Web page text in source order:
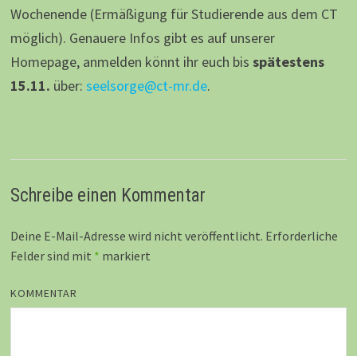
Wochenende (Ermäßigung für Studierende aus dem CT
möglich). Genauere Infos gibt es auf unserer
Homepage, anmelden könnt ihr euch bis spätestens
15.11. über: seelsorge@ct-mr.de.
Schreibe einen Kommentar
Deine E-Mail-Adresse wird nicht veröffentlicht. Erforderliche
Felder sind mit * markiert
KOMMENTAR